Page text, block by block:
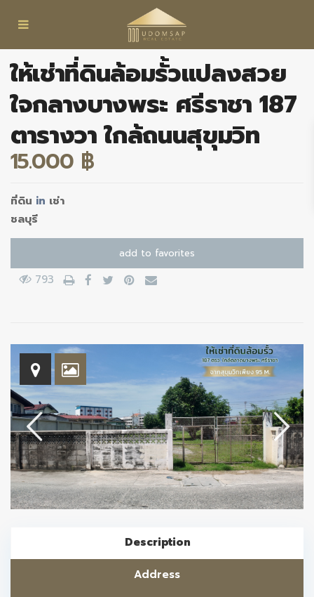
ให้เช่าที่ดินล้อมรั้วแปลงสวย
ใจกลางบางพระ ศรีราชา 187
ตารางวา ใกล้ถนนสุขุมวิท
15.000 ฿
ที่ดิน in เช่า
ชลบุรี
add to favorites
793
Description
Address